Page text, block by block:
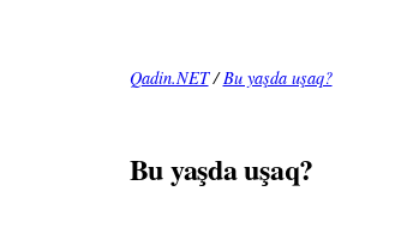
Qadin.NET/Bu yaşda uşaq?
Bu yaşda uşaq?